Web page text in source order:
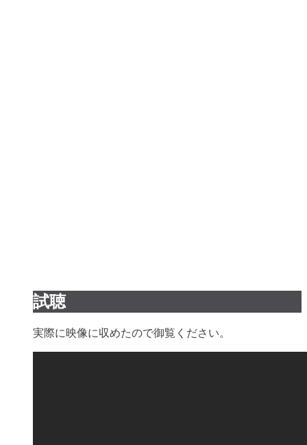
試聴
実際に映像に収めたので御覧ください。